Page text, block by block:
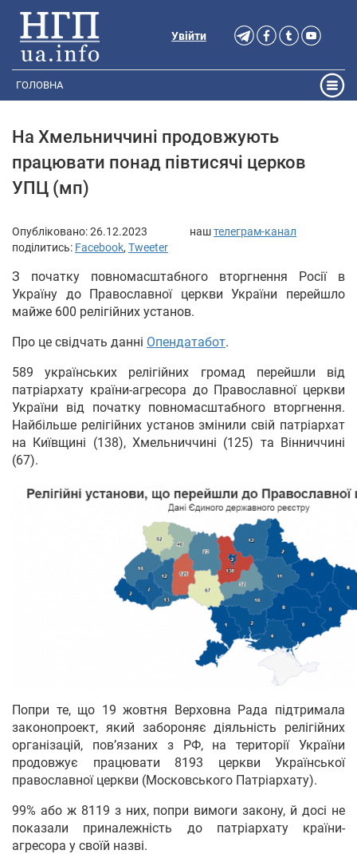
Увійти
ГОЛОВНА
На Хмельниччині продовжують
працювати понад півтисячі церков
УПЦ (мп)
Опубліковано:26.12.2023 наштелеграм-канал
поділитись: Facebook, Tweeter
З початку повномасштабного вторгнення Росії в
Україну до Православної церкви України перейшло
майже 600 релігійних установ.
Про це свідчать данні Опендатабот.
589 українських релігійних громад перейшли від
патріархату країни-агресора до Православної церкви
України від початку повномасштабного вторгнення.
Найбільше релігійних установ змінили свій патріархат
на Київщині (138), Хмельниччині (125) та Вінниччині
(67).
Попри те, що 19 жовтня Верховна Рада підтримала
законопроект, який забороняє діяльність релігійних
організацій, пов’язаних з РФ, на території України
продовжує працювати 8193 церкви Української
православної церкви (Московського Патріархату).
99% або ж 8119 з них, попри вимоги закону, й досі не
показали приналежність до патріархату країни-
агресора у своїй назві.